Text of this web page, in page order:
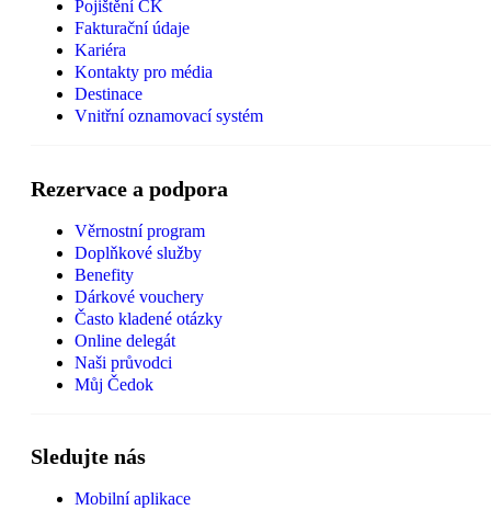
Pojištění CK
Fakturační údaje
Kariéra
Kontakty pro média
Destinace
Vnitřní oznamovací systém
Rezervace a podpora
Věrnostní program
Doplňkové služby
Benefity
Dárkové vouchery
Často kladené otázky
Online delegát
Naši průvodci
Můj Čedok
Sledujte nás
Mobilní aplikace